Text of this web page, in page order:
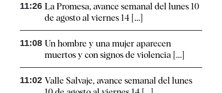
11:26 La Promesa, avance semanal del lunes 10
de agosto al viernes 14 [...]
11:08 Un hombre y una mujer aparecen
muertos y con signos de violencia [...]
11:02 Valle Salvaje, avance semanal del lunes